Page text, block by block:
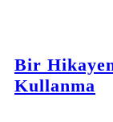
Bir
Kullanma